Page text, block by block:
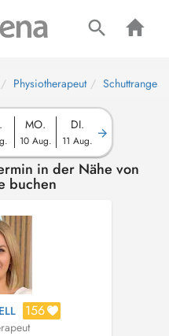
Physiotherapeut Schuttrange
MO.
10 Aug.
DI.
11 Aug.
in der Nähe von
buchen
156